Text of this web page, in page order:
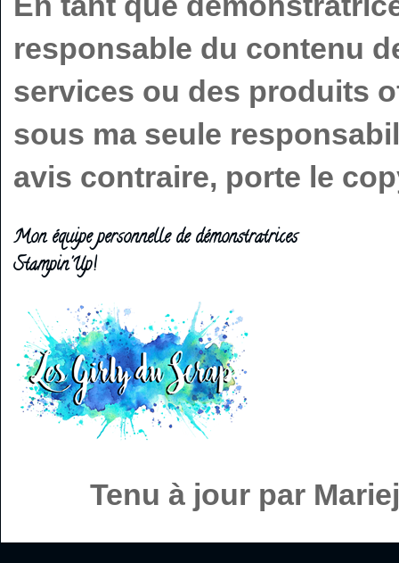
responsable du contenu
services ou des produits
sous ma seule
avis contraire, porte le
Mon équipe personnelle de démonstratrices
Stampin'Up!
Tenu à jour par